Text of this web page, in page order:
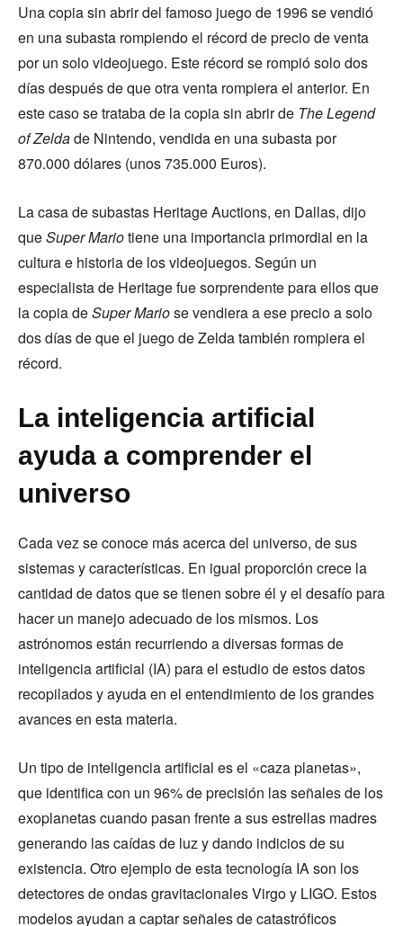
Una copia sin abrir del famoso juego de 1996 se vendió
en una subasta rompiendo el récord de precio de venta
por un solo videojuego. Este récord se rompió solo dos
días después de que otra venta rompiera el anterior. En
este caso se trataba de la copia sin abrir de The Legend
of Zeldade Nintendo, vendida en una subasta por
870.000 dólares (unos 735.000 Euros).
La casa de subastas Heritage Auctions, en Dallas, dijo
queSuper Mariotiene una importancia primordial en la
cultura e historia de los videojuegos. Según un
especialista de Heritage fue sorprendente para ellos que
la copia deSuper Mariose vendiera a ese precio a solo
dos días de que el juego de Zelda también rompiera el
récord.
La inteligencia artificial
ayuda a comprender el
universo
Cada vez se conoce más acerca del universo, de sus
sistemas y características. En igual proporción crece la
cantidad de datos que se tienen sobre él y el desafío para
hacer un manejo adecuado de los mismos. Los
astrónomos están recurriendo a diversas formas de
inteligencia artificial (IA) para el estudio de estos datos
recopilados y ayuda en el entendimiento de los grandes
avances en esta materia.
Un tipo de inteligencia artificial es el «caza planetas»,
que identifica con un 96% de precisión las señales de los
exoplanetas cuando pasan frente a sus estrellas madres
generando las caídas de luz y dando indicios de su
existencia. Otro ejemplo de esta tecnología IA son los
detectores de ondas gravitacionales Virgo y LIGO. Estos
modelos ayudan a captar señales de catastróficos